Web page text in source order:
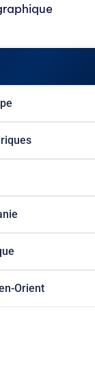
Orient